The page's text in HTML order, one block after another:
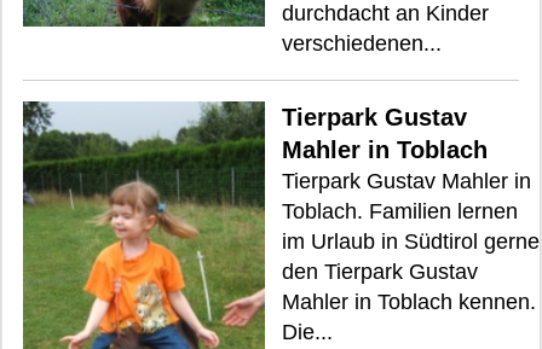
durchdacht an Kinder
verschiedenen...
Tierpark Gustav
Mahler in Toblach
Tierpark Gustav Mahler in
Toblach. Familien lernen
im Urlaub in Südtirol gerne
den Tierpark Gustav
Mahler in Toblach kennen.
Die...